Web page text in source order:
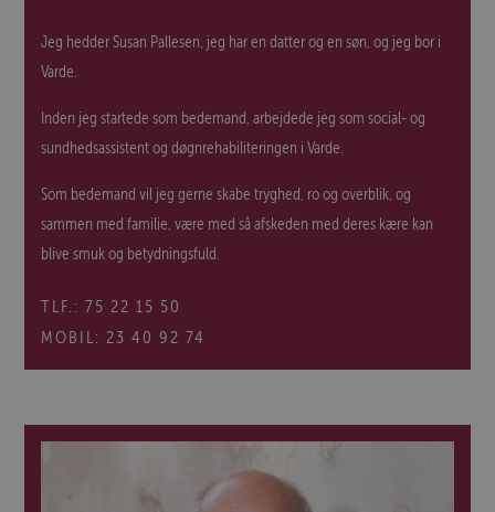
Jeg hedder Susan Pallesen, jeg har en datter og en søn, og jeg bor i
Varde.
Inden jeg startede som bedemand, arbejdede jeg som social- og
sundhedsassistent og døgnrehabiliteringen i Varde.
Som bedemand vil jeg gerne skabe tryghed, ro og overblik, og
sammen med familie, være med så afskeden med deres kære kan
blive smuk og betydningsfuld.
TLF.:75 22 15 50
MOBIL: 23 40 92 74